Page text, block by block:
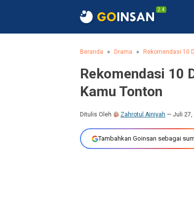
2.4
Beranda Drama Rekomendasi 10
Rekomendasi 10
Kamu Tonton
Ditulis Oleh Zahrotul Ainiyah Juli 27,
Tambahkan Goinsan sebagai